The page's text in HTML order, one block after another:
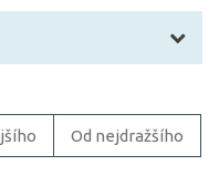
Od nejdražšího